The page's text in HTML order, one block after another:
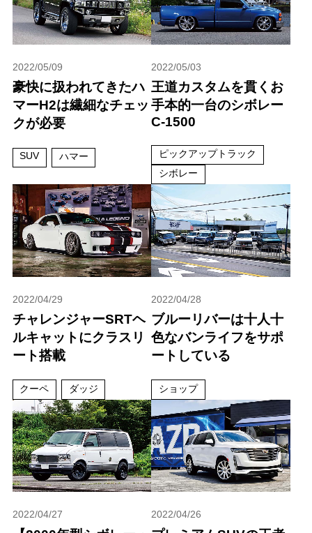
2022/05/09
豪快に扱われてきたハ
マーH2は繊細なチェッ
クが必要
SUV ハマー
2022/05/03
王道カスタムを貫くお
手本的一台のシボレー
C-1500
ピックアップトラック
シボレー
2022/04/29
チャレンジャーSRTヘ
ルキャットにクラスリ
ート搭載
クーペ ダッジ
2022/04/28
ブルーリバーは十人十
色なバンライフをサポ
ートしている
ショップ
2022/04/27 2022/04/26